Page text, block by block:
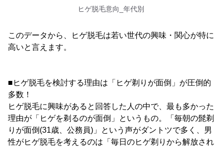
ヒゲ脱毛意向_年代別
このデータから、ヒゲ脱毛は若い世代の興味・関心が特に
高いと言えます。
■ヒゲ脱毛を検討する理由は「ヒゲ剃りが面倒」が圧倒的
多数！
ヒゲ脱毛に興味があると回答した人の中で、最も多かった
理由が「ヒゲを剃るのが面倒」というもの。「毎朝の髭剃
りが面倒(31歳、公務員)」という声がダントツで多く、男
性がヒゲ脱毛を考えるのは「毎日のヒゲ剃りから解放され